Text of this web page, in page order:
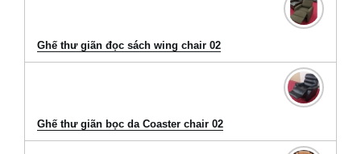
Ghế thư giãn đọc sách wing chair 02
Ghế thư giãn bọc da Coaster chair 02